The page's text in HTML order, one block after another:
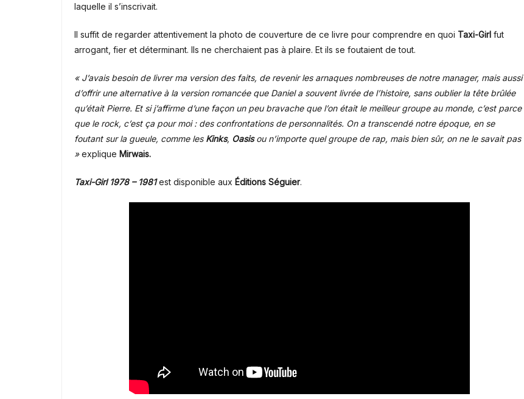
laquelle il s’inscrivait.
Il suffit de regarder attentivement la photo de couverture de ce livre pour comprendre en quoi Taxi-Girl fut
arrogant, fier et déterminant. Ils ne cherchaient pas à plaire. Et ils se foutaient de tout.
« J’avais besoin de livrer ma version des faits, de revenir les arnaques nombreuses de notre manager, mais aussi
d’offrir une alternative à la version romancée que Daniel a souvent livrée de l’histoire, sans oublier la tête brûlée
qu’était Pierre. Et si j’affirme d’une façon un peu bravache que l’on était le meilleur groupe au monde, c’est parce
que le rock, c’est ça pour moi : des confrontations de personnalités. On a transcendé notre époque, en se
foutant sur la gueule, comme lesKinks, Oasisou n’importe quel groupe de rap, mais bien sûr, on ne le savait pas
»explique Mirwais.
Taxi-Girl 1978 – 1981est disponible aux Éditions Séguier.